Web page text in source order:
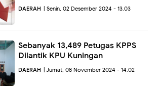
DAERAH | Senin, 02 Desember 2024 - 13.03
Sebanyak 13,489 Petugas KPPS
Dilantik KPU Kuningan
DAERAH | Jumat, 08 November 2024 - 14.02